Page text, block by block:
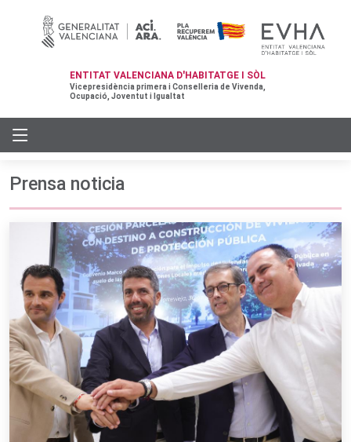
ENTITAT VALENCIANA D'HABITATGE I SÒL
Vicepresidència primera i Conselleria de Vivenda,
Ocupació, Joventut i Igualtat
Prensa noticia